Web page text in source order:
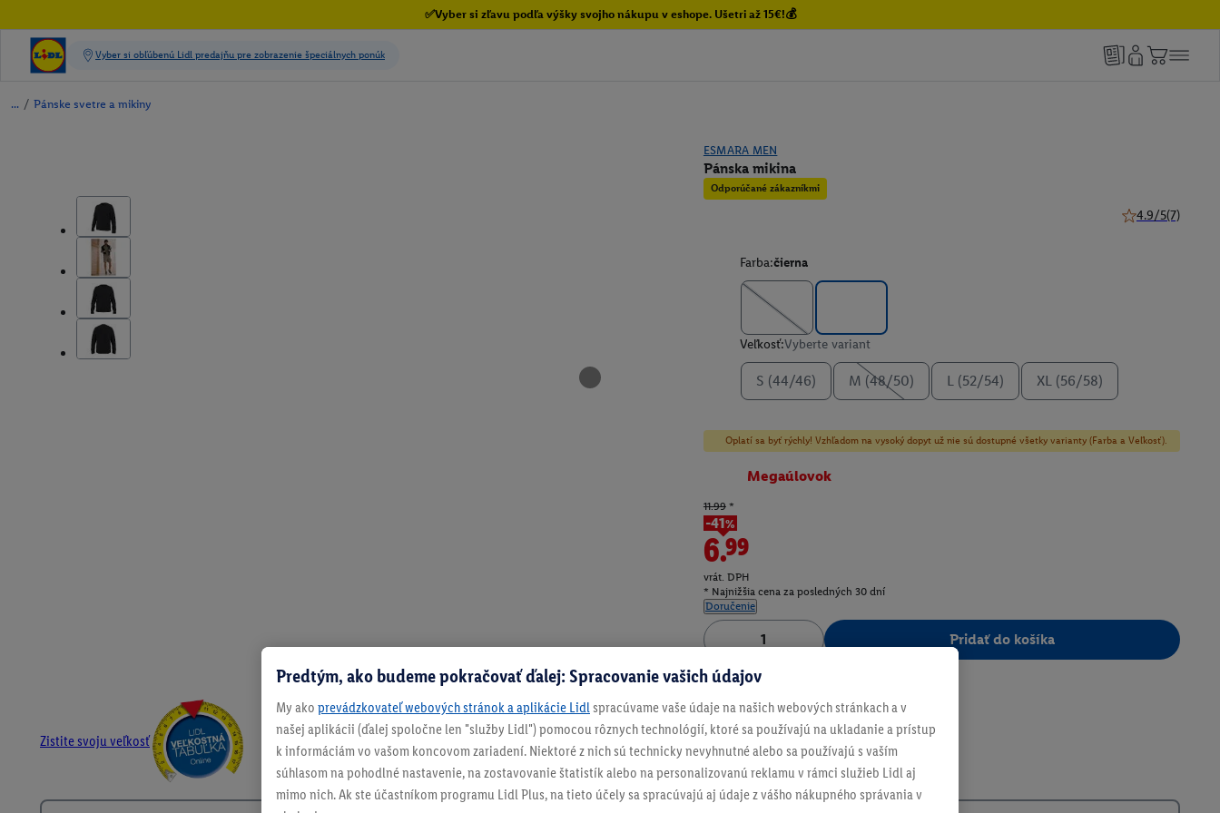
✅Vyber si zľavu podľa výšky svojho nákupu v eshope. Ušetri až 15€!💰
/ Pánske svetre a mikiny
ESMARA MEN
Pánska mikina
Odporúčané zákazníkmi
4.9/5(7)
Farba:čierna
Veľkosť:Vyberte variant
S (44/46) M (48/50) L (52/54) XL (56/58)
Oplatí sa byť rýchly! Vzhľadom na vysoký dopyt už nie sú dostupné všetky varianty (Farba a Veľkosť).
Megaúlovok
11.99*
-41%
6.99
vrát. DPH
* Najnižšia cena za posledných 30 dní
Doručenie
Pridať do košíka
Číslo produktu:
Zistite svoju veľkosť
Predtým, ako budeme pokračovať ďalej: Spracovanie vašich údajov
My ako prevádzkovateľ webových stránok a aplikácie Lidl spracúvame vaše údaje na našich webových stránkach a v
našej aplikácii (ďalej spoločne len "služby Lidl") pomocou rôznych technológií, ktoré sa používajú na ukladanie a prístup
k informáciám vo vašom koncovom zariadení. Niektoré z nich sú technicky nevyhnutné alebo sa používajú s vaším
súhlasom na pohodlné nastavenie, na zostavovanie štatistík alebo na personalizovanú reklamu v rámci služieb Lidl aj
mimo nich. Ak ste účastníkom programu Lidl Plus, na tieto účely sa spracúvajú aj údaje z vášho nákupného správania v